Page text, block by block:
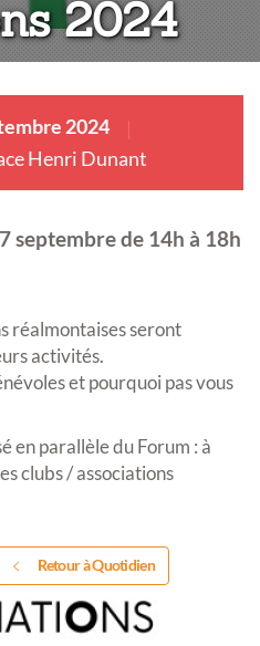
2024
2024
Henri Dunant
septembre de 14h à 18h
réalmontaises seront
activités.
et pourquoi pas vous
en parallèle du Forum : à
clubs / associations
Retour à Quotidien